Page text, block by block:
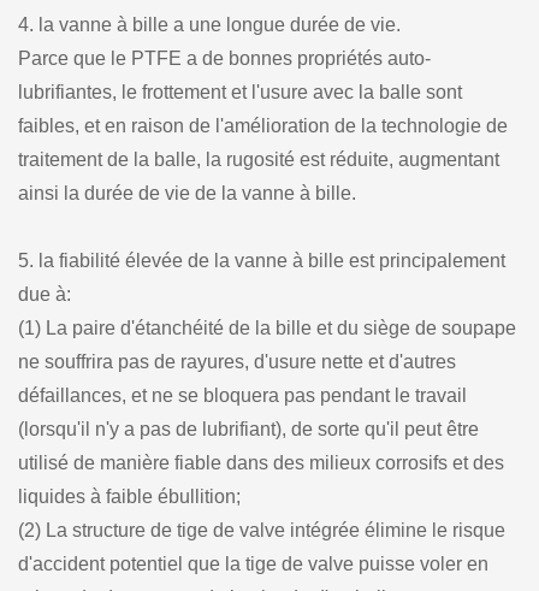
4. la vanne à bille a une longue durée de vie.
Parce que le PTFE a de bonnes propriétés auto-
lubrifiantes, le frottement et l'usure avec la balle sont
faibles, et en raison de l'amélioration de la technologie de
traitement de la balle, la rugosité est réduite, augmentant
ainsi la durée de vie de la vanne à bille.
5. la fiabilité élevée de la vanne à bille est principalement
due à:
(1) La paire d'étanchéité de la bille et du siège de soupape
ne souffrira pas de rayures, d'usure nette et d'autres
défaillances, et ne se bloquera pas pendant le travail
(lorsqu'il n'y a pas de lubrifiant), de sorte qu'il peut être
utilisé de manière fiable dans des milieux corrosifs et des
liquides à faible ébullition;
(2) La structure de tige de valve intégrée élimine le risque
d'accident potentiel que la tige de valve puisse voler en